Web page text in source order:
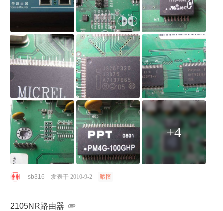
+4
sb316 发表于 2010-9-2 晒图
2105NR路由器